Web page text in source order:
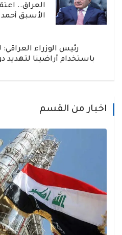
العراق..
الأسبق
رئيس الوزراء
باستخدام أراضينا لتهديد
اخبار من القسم